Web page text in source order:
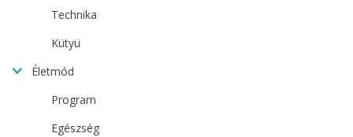
Technika
Kütyü
Életmód
Program
Egészség